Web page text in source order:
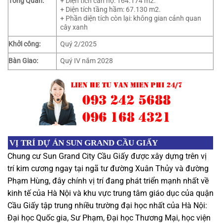
+ Diện tích tầng hầm: 67.130 m2.
+ Phần diện tích còn lại: không gian cảnh quan
cây xanh
Khởi công:
Quý 2/2025
Bàn Giao:
Quý IV năm 2028
VỊ TRÍ DỰ ÁN SUN GRAND CẦU GIẤY
Chung cư Sun Grand City Cầu Giấy được xây dựng trên vị
trí kim cương ngay tại ngã tư đường Xuân Thủy và đường
Phạm Hùng, đây chính vị trí đang phát triển mạnh nhất về
kinh tế của Hà Nội và khu vực trung tâm giáo dục của quận
Cầu Giấy tập trung nhiều trường đại học nhất của Hà Nội:
Đại học Quốc gia, Sư Phạm, Đại học Thương Mại, học viện